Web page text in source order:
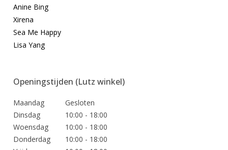
Anine Bing
Xirena
Sea Me Happy
Lisa Yang
Openingstijden (Lutz winkel)
Maandag
Gesloten
Dinsdag
10:00 - 18:00
Woensdag
10:00 - 18:00
Donderdag
10:00 - 18:00